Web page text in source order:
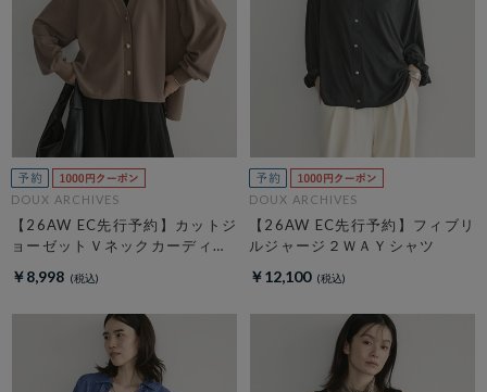
DOUX ARCHIVES
【26AW EC先行予約】カットジ
ョーゼットＶネックカーディガ
￥8,998
DOUX ARCHIVES
【26AW EC先行予約】フィブリ
ルジャージ２ＷＡＹシャツ
￥12,100